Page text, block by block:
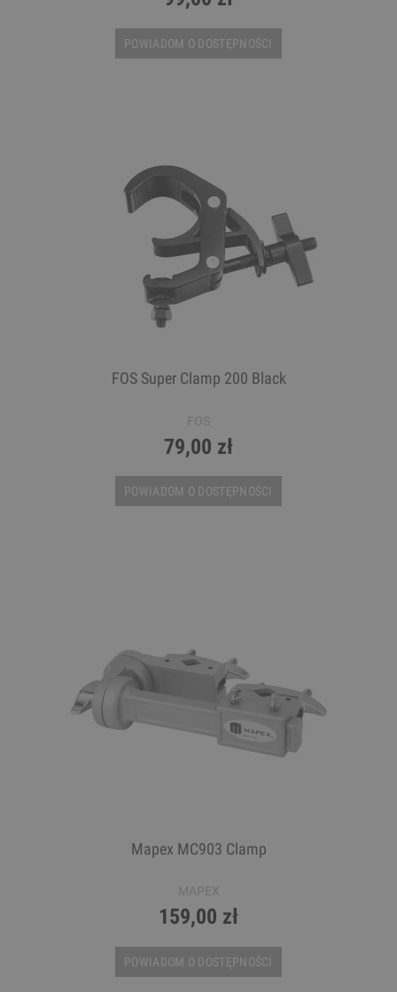
POWIADOM O DOSTĘPNOŚCI
FOS Super Clamp 200 Black
FOS
79,00 zł
POWIADOM O DOSTĘPNOŚCI
Mapex MC903 Clamp
MAPEX
159,00 zł
POWIADOM O DOSTĘPNOŚCI